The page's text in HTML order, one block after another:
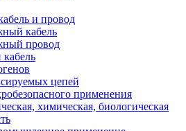
и провод
кабель
провод
цепей
применения
химическая, биологическая